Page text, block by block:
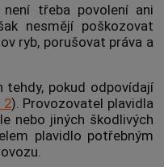
třeba povolení ani
nesmějí poškozovat
ryb, porušovat práva a
pokud odpovídají
2). Provozovatel plavidla
nebo jiných škodlivých
plavidlo potřebným